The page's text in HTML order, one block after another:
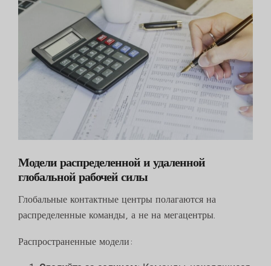
Модели распределенной и удаленной
глобальной рабочей силы
Глобальные контактные центры полагаются на
распределенные команды, а не на мегацентры.
Распространенные модели: